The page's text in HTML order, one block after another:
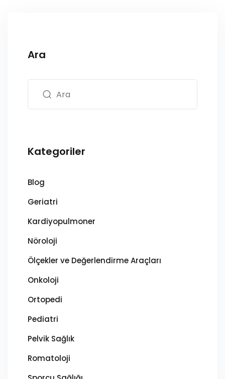
Ara
Kategoriler
Blog
Geriatri
Kardiyopulmoner
Nöroloji
Ölçekler ve Değerlendirme Araçları
Onkoloji
Ortopedi
Pediatri
Pelvik Sağlık
Romatoloji